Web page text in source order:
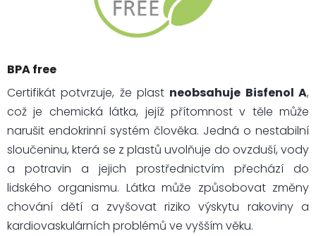
BPA free
Certifikát potvrzuje, že plast neobsahuje Bisfenol A,
což je chemická látka, jejíž přítomnost v těle může
narušit endokrinní systém člověka. Jedná o nestabilní
sloučeninu, která se z plastů uvolňuje do ovzduší, vody
a potravin a jejich prostřednictvím přechází do
lidského organismu. Látka může způsobovat změny
chování dětí a zvyšovat riziko výskytu rakoviny a
kardiovaskulárních problémů ve vyšším věku.